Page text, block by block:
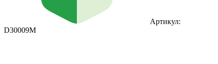
Артикул:
D30009M